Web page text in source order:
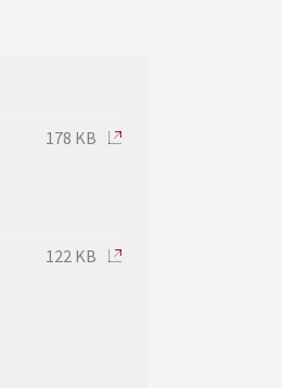
178 KB
122 KB